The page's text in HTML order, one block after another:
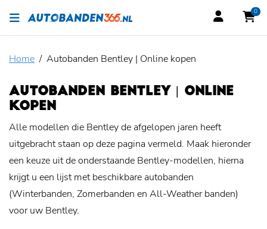
0
Home Autobanden Bentley | Online kopen
AUTOBANDEN BENTLEY | ONLINE
KOPEN
Alle modellen die Bentley de afgelopen jaren heeft
uitgebracht staan op deze pagina vermeld. Maak hieronder
een keuze uit de onderstaande Bentley-modellen, hierna
krijgt u een lijst met beschikbare autobanden
(Winterbanden, Zomerbanden en All-Weather banden)
voor uw Bentley.